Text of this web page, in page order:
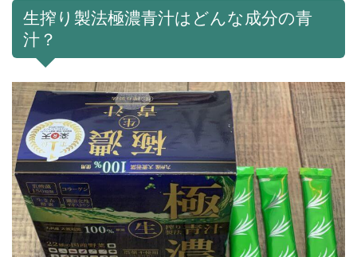
生搾り製法極濃青汁はどんな成分の青
汁？